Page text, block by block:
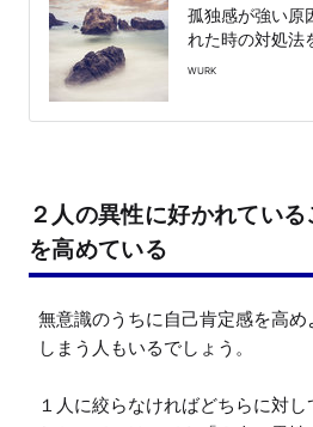
孤独感が強い原
れた時の対処法
WURK
２人の異性に好かれてい
を高めている
無意識のうちに自己肯定感を高
しまう人もいるでしょう。
１人に絞らなければどちらに対